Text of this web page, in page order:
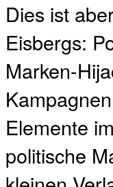
Dies ist
Eisbergs:
Marken-
Elemente
politische